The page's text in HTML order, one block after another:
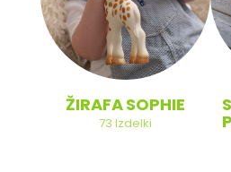
ŽIRAFA SOPHIE
73 Izdelki